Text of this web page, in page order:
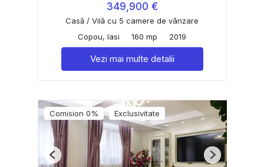
349,900 €
Casă / Vilă cu 5 camere de vânzare
Copou, Iasi
160 mp 2019
Vezi mai multe detalii
Comision 0% Exclusivitate
Previous Next